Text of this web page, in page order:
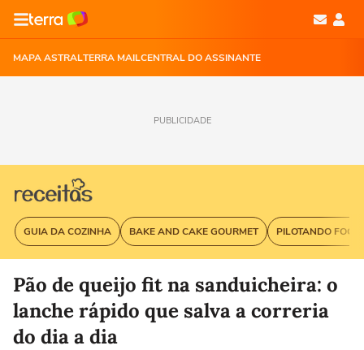
MAPA ASTRALTERRA MAILCENTRAL DO ASSINANTE
PUBLICIDADE
GUIA DA COZINHA BAKE AND CAKE GOURMET PILOTANDO
Pão de queijo fit na sanduicheira: o
lanche rápido que salva a correria
do dia a dia